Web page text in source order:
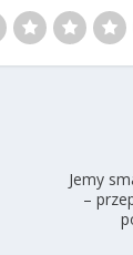
Jemy
–